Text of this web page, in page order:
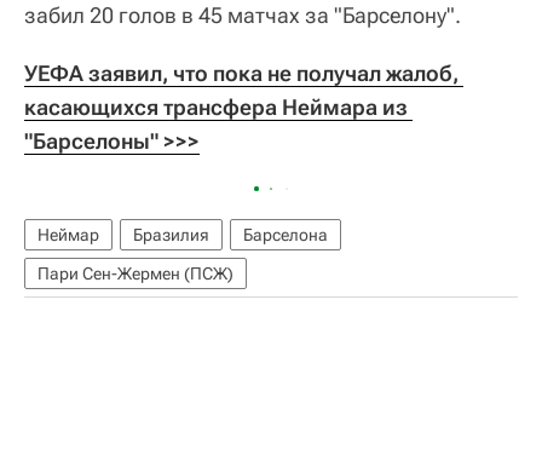
забил 20 голов в 45 матчах за "Барселону".
УЕФА заявил, что пока не получал жалоб,
касающихся трансфера Неймара из
"Барселоны" >>>
Неймар Бразилия
Барселона
Пари Сен-Жермен (ПСЖ)